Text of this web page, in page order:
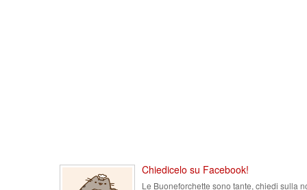
Chiedicelo su Facebook!
Le Buoneforchette sono tante, chiedi sulla